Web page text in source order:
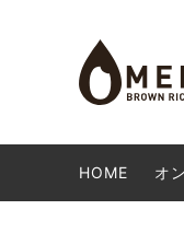
DVD・CD
米粉ドー
HOME オ